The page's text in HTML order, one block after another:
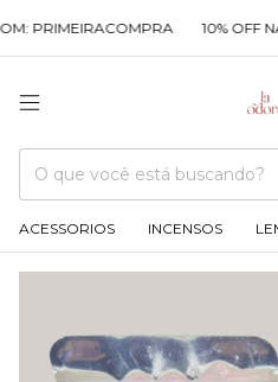
PRIMEIRACOMPRA 10% OFF NA
ACESSORIOS INCENSOS